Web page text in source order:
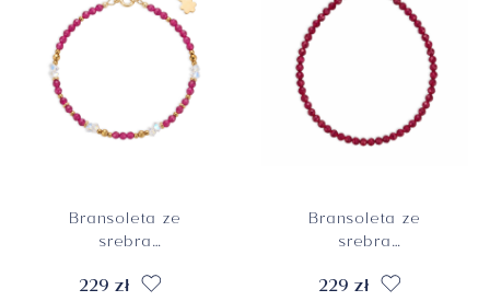
Bransoleta ze
srebra
rubinami i
229 zł
Bransoleta ze
srebra
rubinami
229 zł